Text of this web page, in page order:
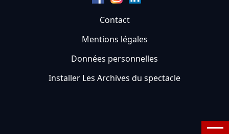
Contact
Mentions légales
Données personnelles
Installer Les Archives du spectacle